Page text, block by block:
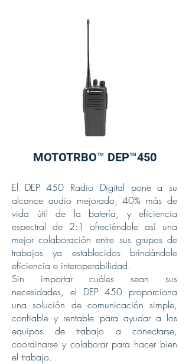
MOTOTRBO™ DEP™450
El DEP 450 Radio Digital pone a su
alcance audio mejorado, 40% más de
vida útil de la batería, y eficiencia
espectral de 2:1 ofreciéndole así una
mejor colaboración entre sus grupos de
trabajos ya establecidos brindándole
eficiencia e interoperabilidad.
Sin importar cuáles sean sus
necesidades, el DEP 450 proporciona
una solución de comunicación simple,
confiable y rentable para ayudar a los
equipos de trabajo a conectarse,
coordinarse y colaborar para hacer bien
el trabajo.